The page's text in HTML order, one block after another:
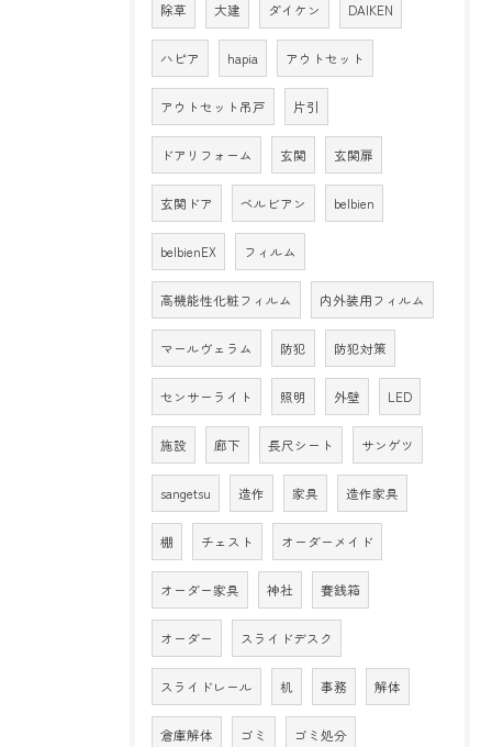
除草 大建 ダイケン DAIKEN
ハピア hapia アウトセット
アウトセット吊戸 片引
ドアリフォーム 玄関 玄関扉
玄関ドア ベルビアン belbien
belbienEX フィルム
高機能性化粧フィルム 内外装用フィルム
マールヴェラム 防犯 防犯対策
センサーライト 照明 外壁 LED
施設 廊下 長尺シート サンゲツ
sangetsu 造作 家具 造作家具
棚 チェスト オーダーメイド
オーダー家具 神社 賽銭箱
オーダー スライドデスク
スライドレール 机 事務 解体
倉庫解体 ゴミ ゴミ処分